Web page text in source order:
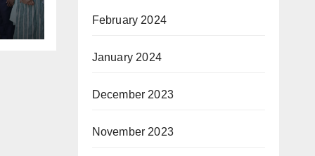
February 2024
January 2024
December 2023
November 2023